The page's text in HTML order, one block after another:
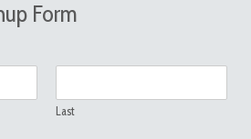
Form
Last